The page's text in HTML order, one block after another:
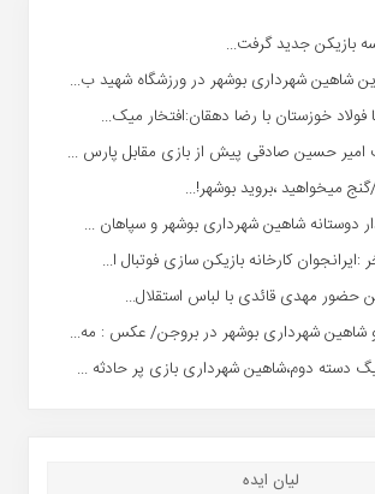
بازیکن جدید گرفت...
شاهین شهردارى بوشهر در ورزشگاه شهید ب...
فولاد خوزستان با رضا دهقان:افتخار میک...
امیر حسین صادقی پیش از بازی مقابل پارس ...
میخواهید ،بروید بوشهر!...
دوستانه شاهین شهردارى بوشهر و سپاهان ...
کارخانه بازیکن سازی فوتبال ا...
حضور مهدی قائدی با لباس استقلال...
شاهین شهرداری بوشهر در بروجن/ عکس : مه...
دسته دوم،شاهین شهرداری بازی پر حادثه ...
لیان ایده